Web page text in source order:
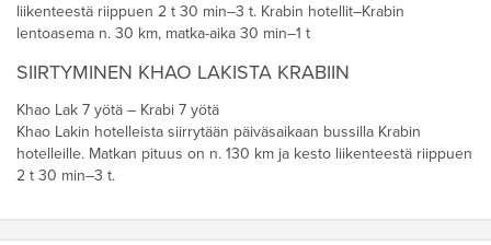
liikenteestä riippuen 2 t 30 min–3 t. Krabin hotellit–Krabin
lentoasema n. 30 km, matka-aika 30 min–1 t
SIIRTYMINEN KHAO LAKISTA KRABIIN
Khao Lak 7 yötä – Krabi 7 yötä
Khao Lakin hotelleista siirrytään päiväsaikaan bussilla Krabin
hotelleille. Matkan pituus on n. 130 km ja kesto liikenteestä riippuen
2 t 30 min–3 t.